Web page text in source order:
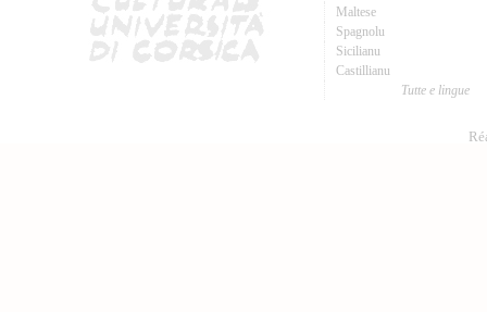
Maltese
Spagnolu
Sicilianu
Castillianu
Tutte e lingue